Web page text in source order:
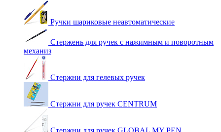
Ручки шариковые неавтоматические
Стержень для ручек с нажимным и поворотным
механиз
Стержни для гелевых ручек
Стержни для ручек CENTRUM
Стержни для ручек GLOBAL MY PEN